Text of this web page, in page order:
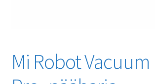
Mi Robot